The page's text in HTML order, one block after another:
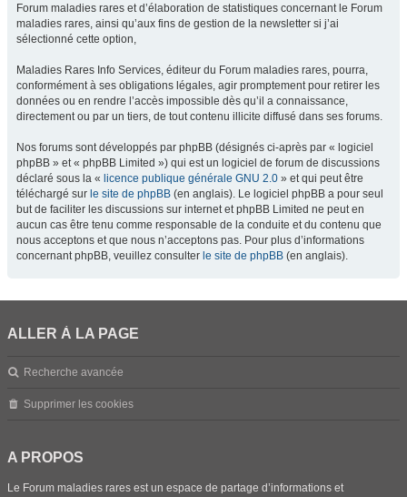
Forum maladies rares et d’élaboration de statistiques concernant le Forum
maladies rares, ainsi qu’aux fins de gestion de la newsletter si j’ai
sélectionné cette option,
Maladies Rares Info Services, éditeur du Forum maladies rares, pourra,
conformément à ses obligations légales, agir promptement pour retirer les
données ou en rendre l’accès impossible dès qu’il a connaissance,
directement ou par un tiers, de tout contenu illicite diffusé dans ses forums.
Nos forums sont développés par phpBB (désignés ci-après par « logiciel
phpBB » et « phpBB Limited ») qui est un logiciel de forum de discussions
déclaré sous la « licence publique générale GNU 2.0 » et qui peut être
téléchargé sur le site de phpBB (en anglais). Le logiciel phpBB a pour seul
but de faciliter les discussions sur internet et phpBB Limited ne peut en
aucun cas être tenu comme responsable de la conduite et du contenu que
nous acceptons et que nous n’acceptons pas. Pour plus d’informations
concernant phpBB, veuillez consulter le site de phpBB (en anglais).
ALLER À LA PAGE
Recherche avancée
Supprimer les cookies
A PROPOS
Le Forum maladies rares est un espace de partage d’informations et